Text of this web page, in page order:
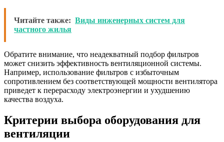
Читайте также: Виды инженерных систем для
частного жилья
Обратите внимание, что неадекватный подбор фильтров
может снизить эффективность вентиляционной системы.
Например, использование фильтров с избыточным
сопротивлением без соответствующей мощности вентилятора
приведет к перерасходу электроэнергии и ухудшению
качества воздуха.
Критерии выбора оборудования для
вентиляции